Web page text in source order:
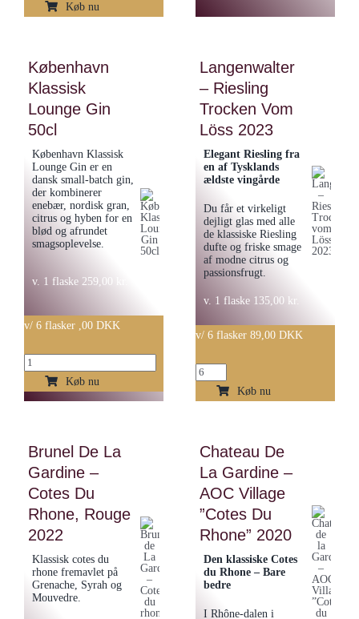
portvin
(LBV)
antal
Køb nu
Rom
antal
København
Klassisk
Lounge Gin
50cl
København Klassisk
Lounge Gin er en
dansk small-batch gin,
der kombinerer
enebær, nordisk gran,
citrus og hyben for en
blød og afrundet
smagsoplevelse.
v. 1 flaske 259,00
v/ 6 flasker ,00 DKK
København
Klassisk
Lounge
antal
Køb nu
Langenwalter
– Riesling
Trocken Vom
Löss 2023
Elegant Riesling fra
en af Tysklands
ældste vingårde
Du får et virkeligt
dejligt glas med alle
de klassiske Riesling
dufte og friske smage
af modne citrus og
passionsfrugt.
v. 1 flaske 135,00 kr.
v/ 6 flasker 89,00 DKK
Langenwalter
vom
Löss
2023
antal
Køb nu
Brunel De La
Gardine –
Cotes Du
Rhone, Rouge
2022
Klassisk cotes du
rhone fremavlet på
Grenache, Syrah og
Mouvedre.
Chateau De
La Gardine –
AOC Village
”Cotes Du
Rhone” 2020
Den klassiske Cotes
du Rhone – Bare
bedre
I Rhône-dalen i